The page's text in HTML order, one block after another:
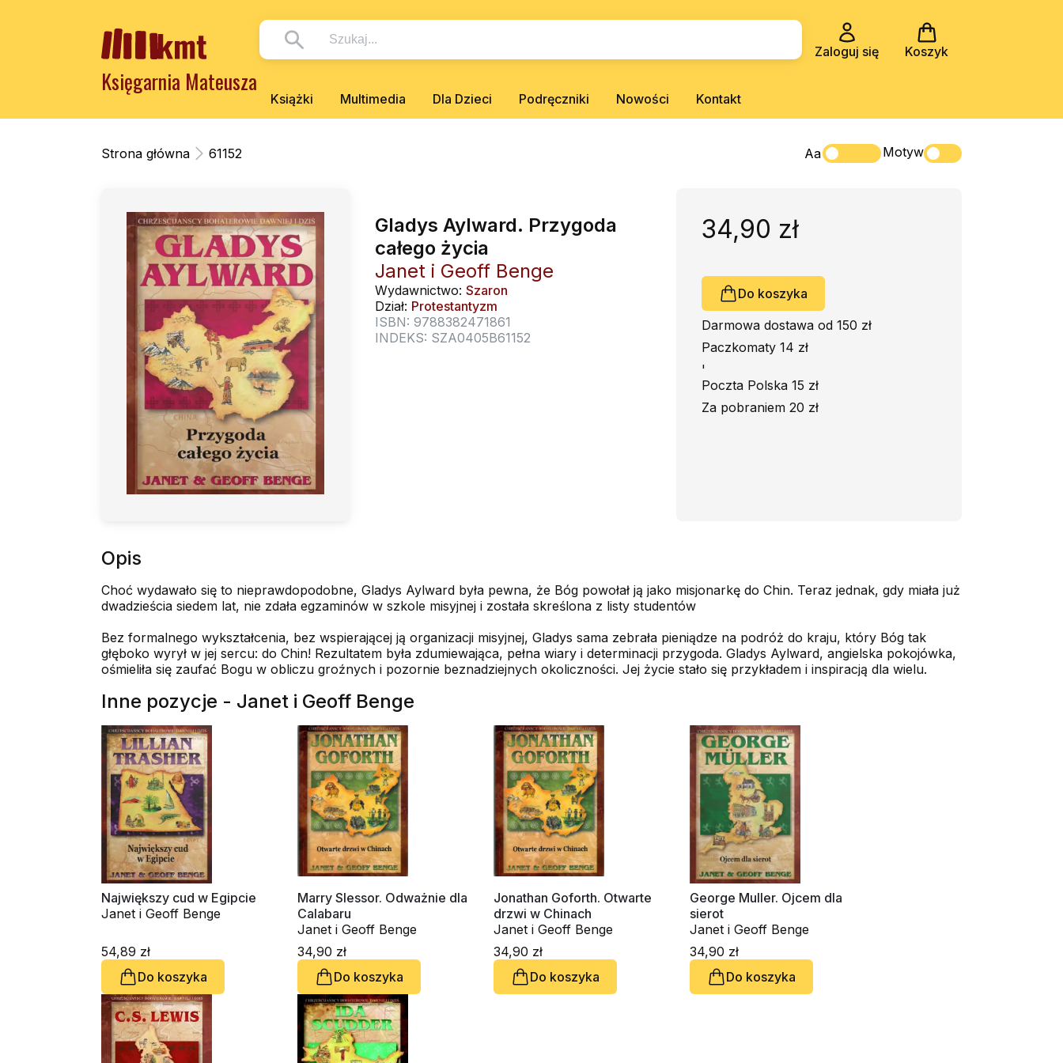
Zaloguj się Koszyk
Księgarnia Mateusza
Książki Multimedia Dla Dzieci Podręczniki Nowości Kontakt
Strona główna 61152 Aa Motyw
Gladys Aylward. Przygoda
całego życia
Janet i Geoff Benge
Wydawnictwo: Szaron
Dział: Protestantyzm
ISBN: 9788382471861
INDEKS: SZA0405B61152
34,90 zł
Do koszyka
Darmowa dostawa od 150 zł
Paczkomaty 14 zł
'
Poczta Polska 15 zł
Za pobraniem 20 zł
Opis
Choć wydawało się to nieprawdopodobne, Gladys Aylward była pewna, że Bóg powołał ją jako misjonarkę do Chin. Teraz jednak, gdy miała już
dwadzieścia siedem lat, nie zdała egzaminów w szkole misyjnej i została skreślona z listy studentów
Bez formalnego wykształcenia, bez wspierającej ją organizacji misyjnej, Gladys sama zebrała pieniądze na podróż do kraju, który Bóg tak
głęboko wyrył w jej sercu: do Chin! Rezultatem była zdumiewająca, pełna wiary i determinacji przygoda. Gladys Aylward, angielska pokojówka,
ośmieliła się zaufać Bogu w obliczu groźnych i pozornie beznadziejnych okoliczności. Jej życie stało się przykładem i inspiracją dla wielu.
Inne pozycje - Janet i Geoff Benge
Największy cud w Egipcie
Janet i Geoff Benge
54,89 zł
Do koszyka
Marry Slessor. Odważnie dla
Calabaru
Janet i Geoff Benge
34,90 zł
Do koszyka
Jonathan Goforth. Otwarte
drzwi w Chinach
Janet i Geoff Benge
34,90 zł
Do koszyka
George Muller. Ojcem dla
sierot
Janet i Geoff Benge
34,90 zł
Do koszyka